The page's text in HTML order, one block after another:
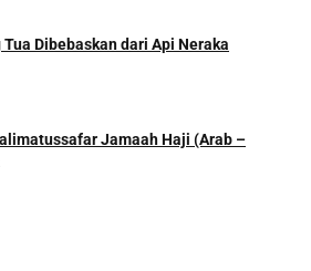
Tua Dibebaskan dari Api Neraka
Jamaah Haji (Arab –